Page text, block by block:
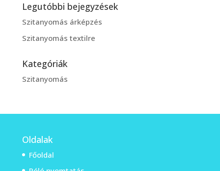
Legutóbbi bejegyzések
Szitanyomás árképzés
Szitanyomás textilre
Kategóriák
Szitanyomás
Oldalak
Főoldal